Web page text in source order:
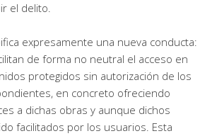
el delito.
expresamente una nueva conducta:
de forma no neutral el acceso en
protegidos sin autorización de los
en concreto ofreciendo
a dichas obras y aunque dichos
facilitados por los usuarios. Esta